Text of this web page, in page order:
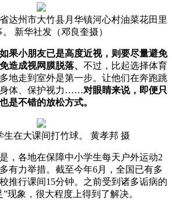
达州市大竹县月华镇河心村油菜花田里
。 新华社发（邓良奎摄）
果小朋友已是高度近视，则要尽量避免
造成视网膜脱落、 不过，比起选择体育
地走到室外是第一步。让他们在奔跑跳
身体、保护视力……对眼睛来说，即便只
是不错的放松方式。
生在大课间打竹球。 黄孝邦 摄
各地在保障中小学生每天户外运动2
有力举措。截至今年6月，全国已有多
推行课间15分钟。之前受到诸多诟病的
现象，很大程度上得到了解决。